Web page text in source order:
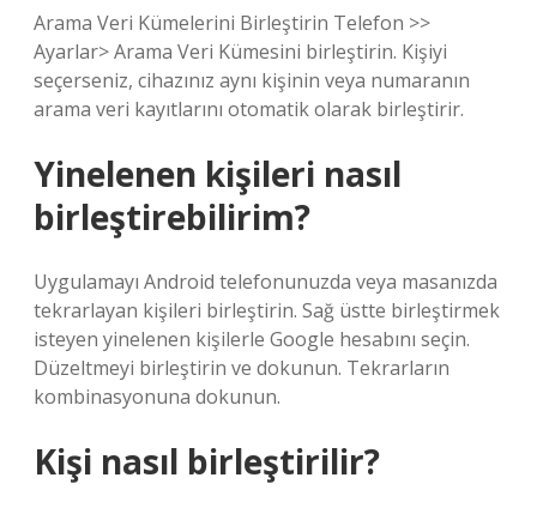
Arama Veri Kümelerini Birleştirin Telefon >>
Ayarlar> Arama Veri Kümesini birleştirin. Kişiyi
seçerseniz, cihazınız aynı kişinin veya numaranın
arama veri kayıtlarını otomatik olarak birleştirir.
Yinelenen kişileri nasıl
birleştirebilirim?
Uygulamayı Android telefonunuzda veya masanızda
tekrarlayan kişileri birleştirin. Sağ üstte birleştirmek
isteyen yinelenen kişilerle Google hesabını seçin.
Düzeltmeyi birleştirin ve dokunun. Tekrarların
kombinasyonuna dokunun.
Kişi nasıl birleştirilir?